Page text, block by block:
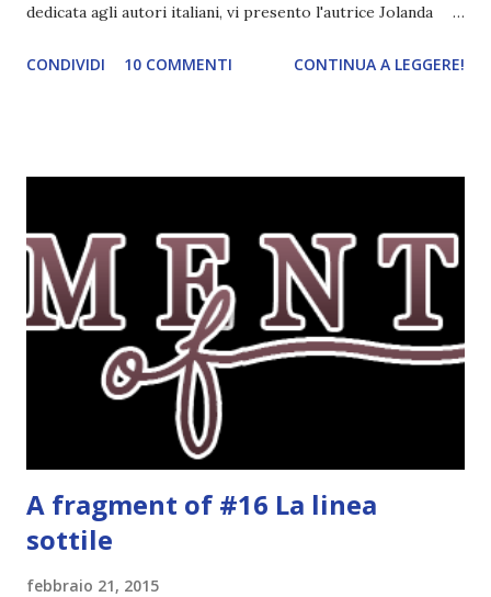
dedicata agli autori italiani, vi presento l'autrice Jolanda
Amazon a Gennaio. Il libro è disponibile al costo di 1,34€ e
Achille e la scrittura che è una delle innumerevoli passioni
che le danno la forza per affrontare la vita di ogni giorno.
Prima di iniziare a scrivere ha letto tanto e continua a farlo
in maniera compulsiva, nella vita si ispira a due donne
straordinarie la sua mamma e Oriana Fallaci, è una ragazza
timida e riservata ma anche molto determinata e a...
CONDIVIDI 10 COMMENTI CONTINUA A LEGGERE!
A fragment of #16 La linea
sottile
febbraio 21, 2015